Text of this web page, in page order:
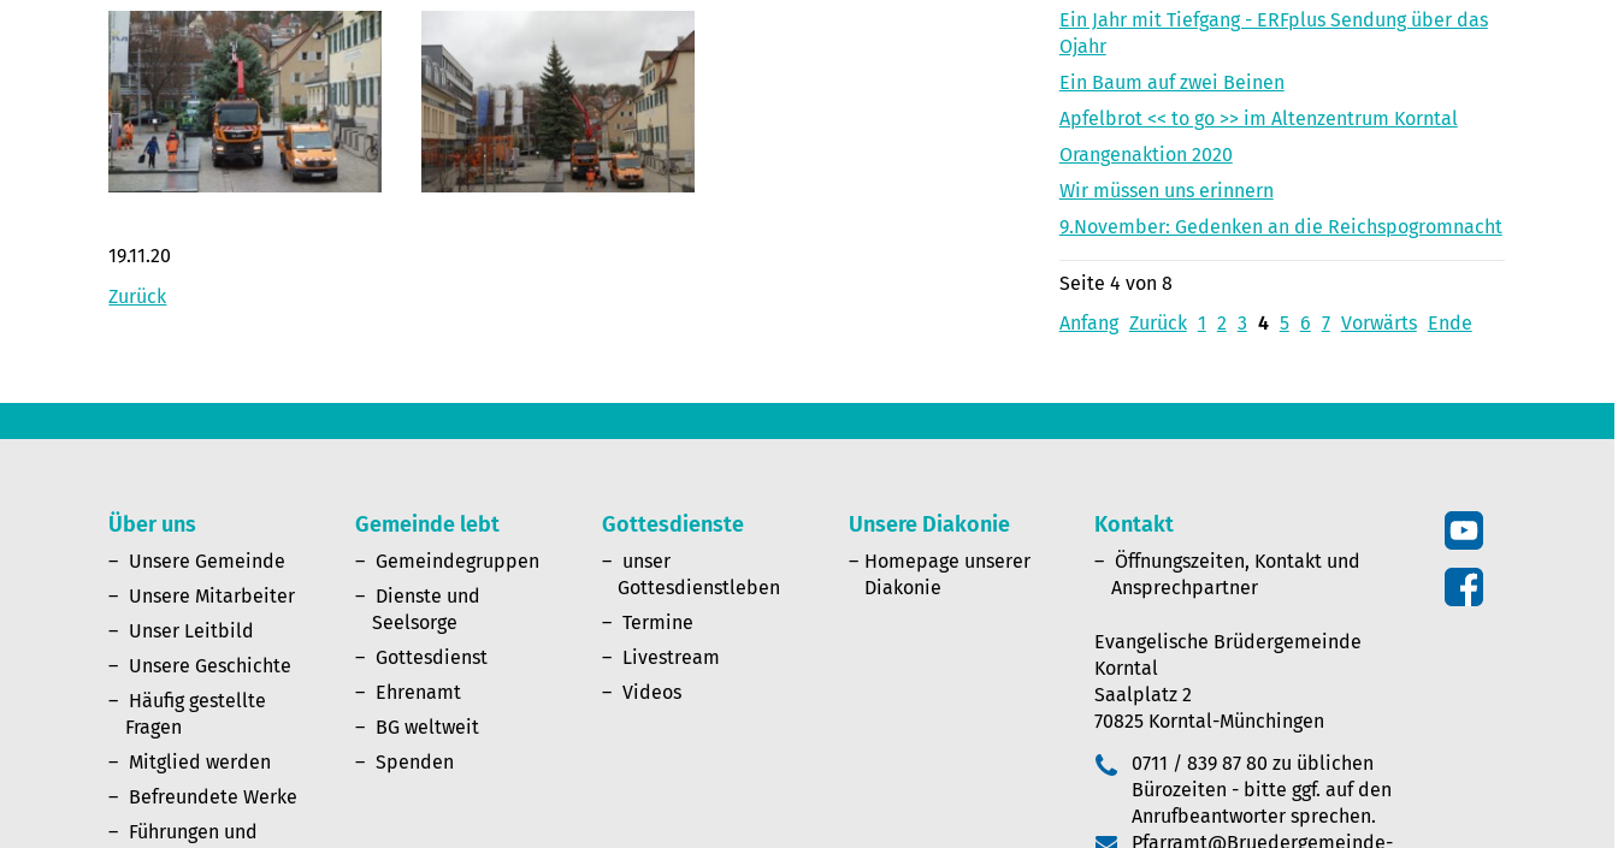
19.11.20
Zurück
Ein Jahr mit Tiefgang - ERFplus Sendung über das
Ojahr
Ein Baum auf zwei Beinen
Apfelbrot << to go >> im Altenzentrum Korntal
Orangenaktion 2020
Wir müssen uns erinnern
9.November: Gedenken an die Reichspogromnacht
Seite 4 von 8
Anfang Zurück 1 2 3 4 5 6 7 Vorwärts Ende
Über uns
Unsere Gemeinde
Unsere Mitarbeiter
Unser Leitbild
Unsere Geschichte
Häufig gestellte
Fragen
Mitglied werden
Befreundete Werke
Führungen und
Gemeinde lebt
Gemeindegruppen
Dienste und
Seelsorge
Gottesdienst
Ehrenamt
BG weltweit
Spenden
Gottesdienste
unser
Gottesdienstleben
Termine
Livestream
Videos
Unsere Diakonie
Homepage unserer
Diakonie
Kontakt
Öffnungszeiten, Kontakt und
Ansprechpartner
Evangelische Brüdergemeinde
Korntal
Saalplatz 2
70825 Korntal-Münchingen
0711 / 839 87 80 zu üblichen
Bürozeiten - bitte ggf. auf den
Anrufbeantworter sprechen.
Pfarramt@Bruedergemeinde-